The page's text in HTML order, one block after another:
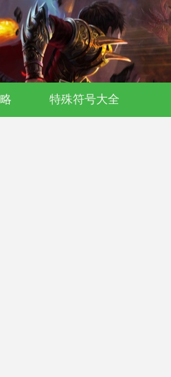
开传奇私服-176复
特殊符号大全